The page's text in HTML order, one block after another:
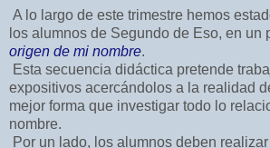
A lo largo de este trimestre hemos
los alumnos de Segundo de Eso, en un
origen de mi nombre.
Esta secuencia didáctica pretende
expositivos acercándolos a la realidad
mejor forma que investigar todo lo
nombre.
Por un lado, los alumnos deben